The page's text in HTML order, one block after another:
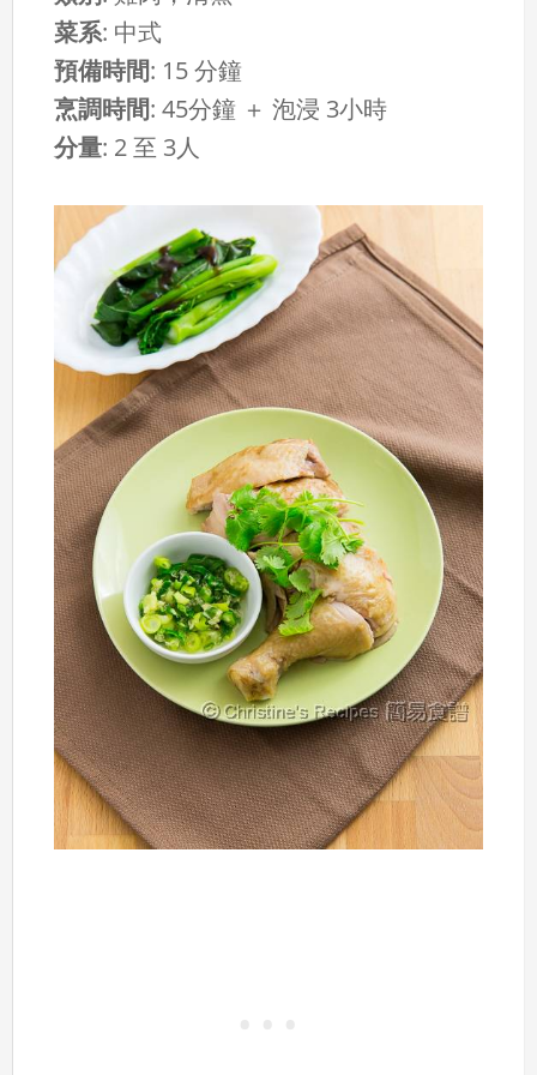
菜系: 中式
預備時間: 15 分鐘
烹調時間:45分鐘 ＋ 泡浸 3小時
分量: 2 至 3人